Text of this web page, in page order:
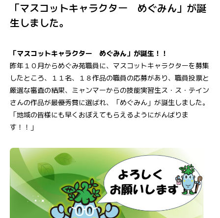
「マスコットキャラクター めぐみん」が誕
生しました。
「マスコットキャラクター めぐみん」が誕生！！
昨年１０月からめぐみ苑職員に、マスコットキャラクターを募集
したところ、１１名、１８作品の職員の応募があり、職員投票と
厳選な審査の結果、ミャンマーからの技能実習生ス・ス・テイン
さんの作品が最優秀賞に選ばれ、「めぐみん」が誕生しました。
「地域の皆様にも早くおぼえてもらえるようにがんばりま
す！！」